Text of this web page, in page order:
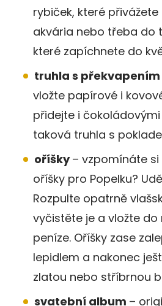
rybiček, které
akvária nebo třeba do
které zapíchnete do
truhla s překvapením
vložte papírové i
přidejte i čokoládovými
taková truhla s
oříšky– vzpomínáte
oříšky pro Popelku?
Rozpulte opatrně
vyčistěte je a vložte do
peníze. Oříšky zase
lepidlem a nakonec
zlatou nebo stříbrnou
svatební album –